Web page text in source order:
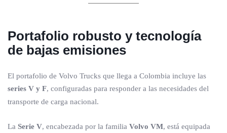
Portafolio robusto y tecnología
de bajas emisiones
El portafolio de Volvo Trucks que llega a Colombia incluye las
series V y F, configuradas para responder a las necesidades del
transporte de carga nacional.
La Serie V, encabezada por la familia Volvo VM, está equipada